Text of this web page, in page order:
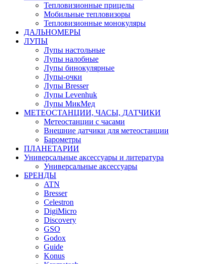
Тепловизионные прицелы
Мобильные тепловизоры
Тепловизионные монокуляры
ДАЛЬНОМЕРЫ
ЛУПЫ
Лупы настольные
Лупы налобные
Лупы бинокулярные
Лупы-очки
Лупы Bresser
Лупы Levenhuk
Лупы МикМед
МЕТЕОСТАНЦИИ, ЧАСЫ, ДАТЧИКИ
Метеостанции с часами
Внешние датчики для метеостанции
Барометры
ПЛАНЕТАРИИ
Универсальные аксессуары и литература
Универсальные аксессуары
БРЕНДЫ
ATN
Bresser
Celestron
DigiMicro
Discovery
GSO
Godox
Guide
Konus